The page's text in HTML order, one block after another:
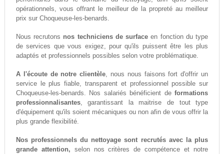
opérationnels, vous offrant le meilleur de la propreté au meilleur
prix sur Choqueuse-les-benards.
Nous recrutons nos techniciens de surface en fonction du type
de services que vous exigez, pour qu'ils puissent être les plus
adaptés et professionnels possibles selon votre problématique.
A l'écoute de notre clientèle, nous nous faisons fort d'offrir un
service le plus fiable, transparent et professionnel possible sur
Choqueuse-les-benards. Nos salariés bénéficient deformations
professionnalisantes, garantissant la maitrise de tout type
d'équipement qu'ils soient mécaniques ou non afin de vous offrir la
plus grande flexibilité.
Nos professionnels du nettoyage sont recrutés avec la plus
grande attention, selon nos critères de compétence et notre